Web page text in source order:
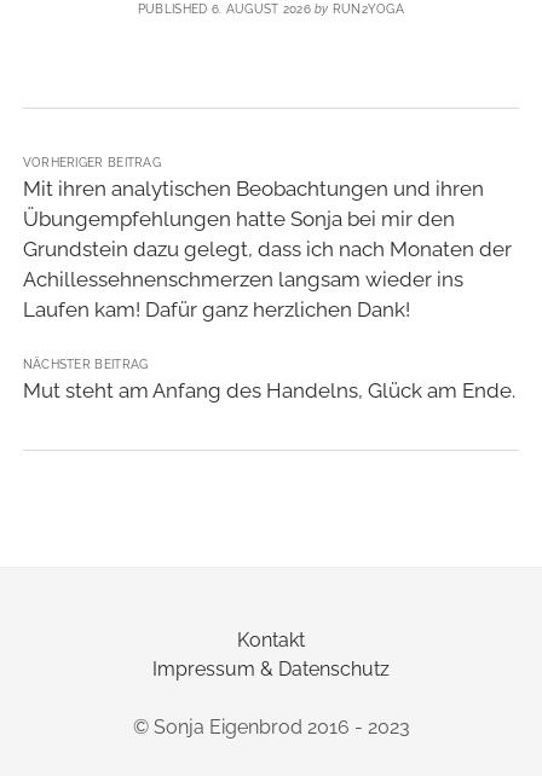
PUBLISHED 6. AUGUST 2026by RUN2YOGA
VORHERIGER BEITRAG
Mit ihren analytischen Beobachtungen und ihren
Übungempfehlungen hatte Sonja bei mir den
Grundstein dazu gelegt, dass ich nach Monaten der
Achillessehnenschmerzen langsam wieder ins
Laufen kam! Dafür ganz herzlichen Dank!
NÄCHSTER BEITRAG
Mut steht am Anfang des Handelns, Glück am Ende.
Kontakt
Impressum & Datenschutz
© Sonja Eigenbrod 2016 - 2023